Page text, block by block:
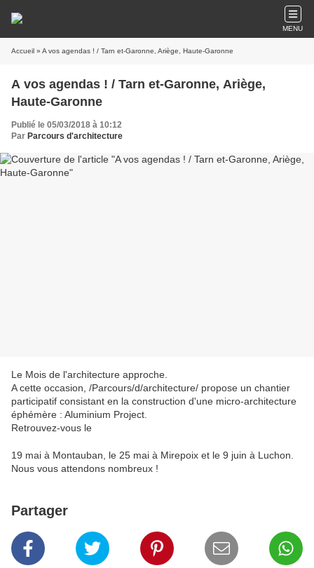
MENU
Accueil » A vos agendas ! / Tarn et-Garonne, Ariège, Haute-Garonne
A vos agendas ! / Tarn et-Garonne, Ariège,
Haute-Garonne
Publié le 05/03/2018 à 10:12
Par Parcours d'architecture
Le Mois de l'architecture approche.
A cette occasion, /Parcours/d/architecture/ propose un chantier
participatif consistant en la construction d'une micro-architecture
éphémère : Aluminium Project.
Retrouvez-vous le
19 mai à Montauban, le 25 mai à Mirepoix et le 9 juin à Luchon.
Nous vous attendons nombreux !
Partager